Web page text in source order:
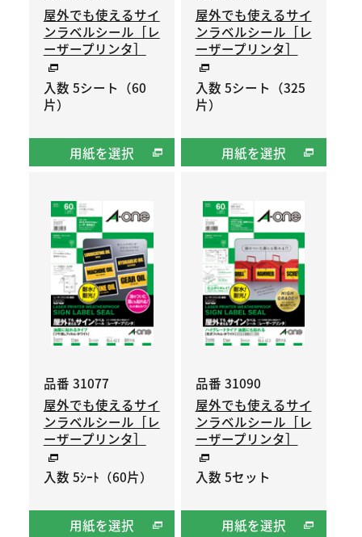
屋外でも使えるサイ
ンラベルシール［レ
ーザープリンタ］
入数 5シート（60
片）
用紙を選択
屋外でも使えるサイ
ンラベルシール［レ
ーザープリンタ］
入数 5シート（325
片）
用紙を選択
品番 31077
屋外でも使えるサイ
ンラベルシール［レ
ーザープリンタ］
入数 5ｼｰﾄ（60片）
用紙を選択
品番 31090
屋外でも使えるサイ
ンラベルシール［レ
ーザープリンタ］
入数 5セット
用紙を選択